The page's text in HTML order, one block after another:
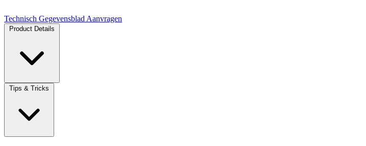
Technisch Gegevensblad Aanvragen
Product Details
Tips & Tricks